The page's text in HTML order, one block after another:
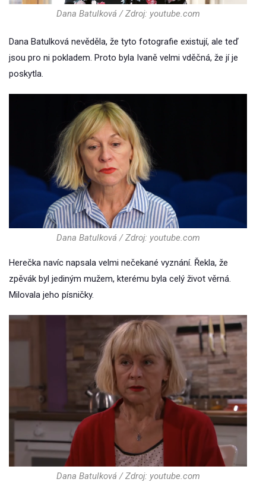
Dana Batulková / Zdroj: youtube.com
Dana Batulková nevěděla, že tyto fotografie existují, ale teď
jsou pro ni pokladem. Proto byla Ivaně velmi vděčná, že jí je
poskytla.
Dana Batulková / Zdroj: youtube.com
Herečka navíc napsala velmi nečekané vyznání. Řekla, že
zpěvák byl jediným mužem, kterému byla celý život věrná.
Milovala jeho písničky.
Dana Batulková / Zdroj: youtube.com